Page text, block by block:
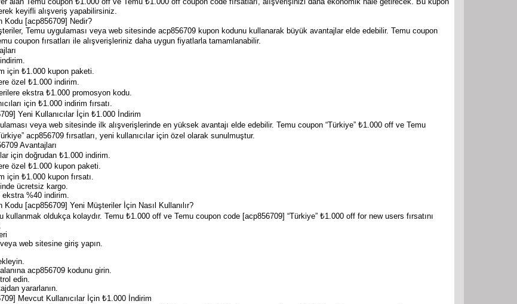
keyifli alışveriş yapabilirsiniz.
Kodu [acp856709] Nedir?
Temu uygulaması veya web sitesinde acp856709 kupon kodunu kullanarak büyük avantajlar elde edebilir. Temu coupon
coupon fırsatları ile alışverişleriniz daha uygun fiyatlarla tamamlanabilir.
için ₺1.000 kupon paketi.
özel ₺1.000 indirim.
ekstra ₺1.000 promosyon kodu.
için ₺1.000 indirim fırsatı.
Yeni Kullanıcılar İçin ₺1.000 İndirim
veya web sitesinde ilk alışverişlerinde en yüksek avantajı elde edebilir. Temu coupon “Türkiye” ₺1.000 off ve Temu
acp856709 fırsatları, yeni kullanıcılar için özel olarak sunulmuştur.
Avantajları
için doğrudan ₺1.000 indirim.
özel ₺1.000 kupon paketi.
için ₺1.000 kupon fırsatı.
ücretsiz kargo.
%40 indirim.
[acp856709] Yeni Müşteriler İçin Nasıl Kullanılır?
kullanmak oldukça kolaydır. Temu ₺1.000 off ve Temu coupon code [acp856709] “Türkiye” ₺1.000 off for new users fırsatını
web sitesine giriş yapın.
acp856709 kodunu girin.
edin.
yararlanın.
Mevcut Kullanıcılar İçin ₺1.000 İndirim